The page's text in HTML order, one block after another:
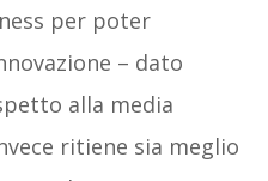
per poter
– dato
alla media
ritiene sia meglio